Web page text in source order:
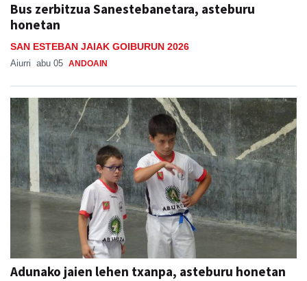
Bus zerbitzua Sanestebanetara, asteburu
honetan
SAN ESTEBAN JAIAK GOIBURUN 2026
Aiurri abu 05 ANDOAIN
Adunako jaien lehen txanpa, asteburu honetan